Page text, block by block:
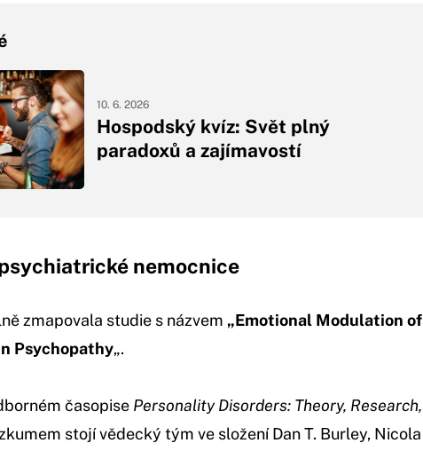
Hospodský kvíz: Svět plný
paradoxů a zajímavostí
10. 6. 2026
nemocnice
zmapovala studie s názvem „Emotional Modulation of
Psychopathy„.
časopise Personality Disorders: Theory, Research,
stojí vědecký tým ve složení Dan T. Burley, Nicola